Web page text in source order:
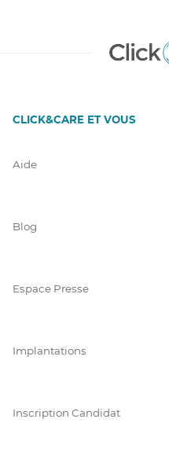
CLICK&CARE ET VOUS
Aide
Blog
Espace Presse
Implantations
Inscription Candidat